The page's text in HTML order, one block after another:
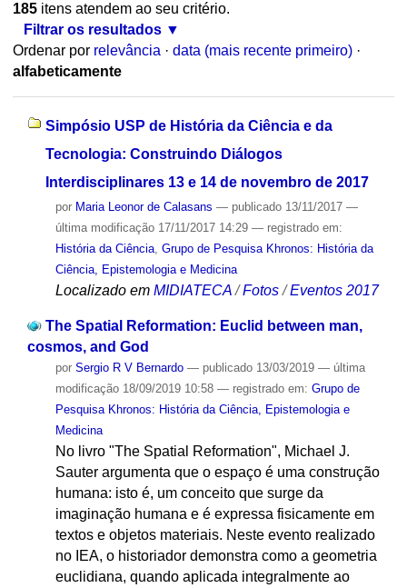
185itens atendem ao seu critério.
Filtrar os resultados
Ordenar por relevância · data (mais recente primeiro) ·
alfabeticamente
Simpósio USP de História da Ciência e da
Tecnologia: Construindo Diálogos
Interdisciplinares 13 e 14 de novembro de 2017
por Maria Leonor de Calasans — publicado13/11/2017 —
última modificação17/11/2017 14:29 — registrado em:
História da Ciência, Grupo de Pesquisa Khronos: História da
Ciência, Epistemologia e Medicina
Localizado em MIDIATECA /Fotos /Eventos 2017
The Spatial Reformation: Euclid between man,
cosmos, and God
por Sergio R V Bernardo — publicado13/03/2019 — última
modificação18/09/2019 10:58 — registrado em: Grupo de
Pesquisa Khronos: História da Ciência, Epistemologia e
Medicina
No livro "The Spatial Reformation", Michael J.
Sauter argumenta que o espaço é uma construção
humana: isto é, um conceito que surge da
imaginação humana e é expressa fisicamente em
textos e objetos materiais. Neste evento realizado
no IEA, o historiador demonstra como a geometria
euclidiana, quando aplicada integralmente ao